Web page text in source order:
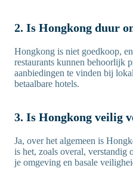
2. Is Hongkong duur
Hongkong is niet goedkoop,
restaurants kunnen behoorlijk
aanbiedingen te vinden bij
betaalbare hotels.
3. Is Hongkong veilig
Ja, over het algemeen is
is het, zoals overal, verstandig
je omgeving en basale